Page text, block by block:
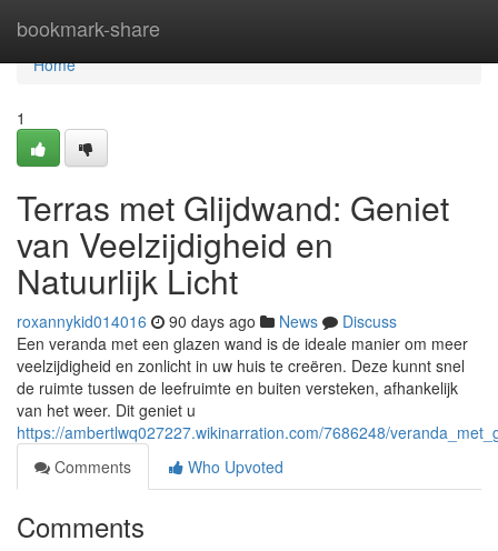
bookmark-share
Home
Home
1
Terras met Glijdwand: Geniet
van Veelzijdigheid en
Natuurlijk Licht
roxannykid014016 90 days ago News
Discuss
Een veranda met een glazen wand is de ideale manier om meer
veelzijdigheid en zonlicht in uw huis te creëren. Deze kunnt snel
de ruimte tussen de leefruimte en buiten versteken, afhankelijk
van het weer. Dit geniet u
https://ambertlwq027227.wikinarration.com/7686248/
Comments
Who Upvoted
Comments